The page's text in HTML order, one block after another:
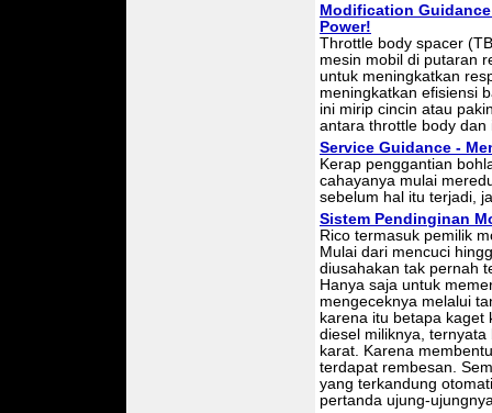
Modification
Power!
Throttle body spacer
mesin mobil di putaran
untuk meningkatkan
meningkatkan efisiensi
ini mirip cincin atau
antara throttle body dan
Service Guidance -
Kerap penggantian
cahayanya mulai
sebelum hal itu terjadi,
Sistem Pendinginan
Rico termasuk pemilik
Mulai dari mencuci
diusahakan tak pernah
Hanya saja untuk
mengeceknya melalui
karena itu betapa kaget
diesel miliknya,
karat. Karena
terdapat rembesan.
yang terkandung
pertanda ujung-